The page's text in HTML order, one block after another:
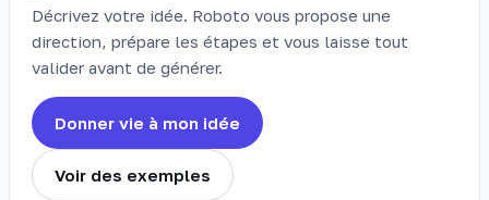
Décrivez votre idée. Roboto vous propose une
direction, prépare les étapes et vous laisse tout
valider avant de générer.
Donner vie à mon idée
Voir des exemples